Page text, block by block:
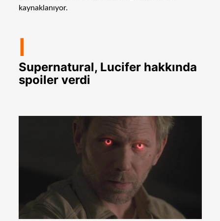
kaynaklanıyor.
I
Supernatural, Lucifer hakkında
spoiler verdi